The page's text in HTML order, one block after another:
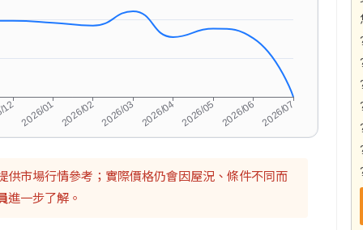
供市場行情參考；實際價格仍會因屋況、條件不同而
進一步了解。